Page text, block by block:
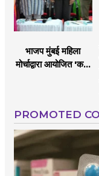
भाजप मुंबई महिला
मोर्चाद्वारा आयोजित 'कमी